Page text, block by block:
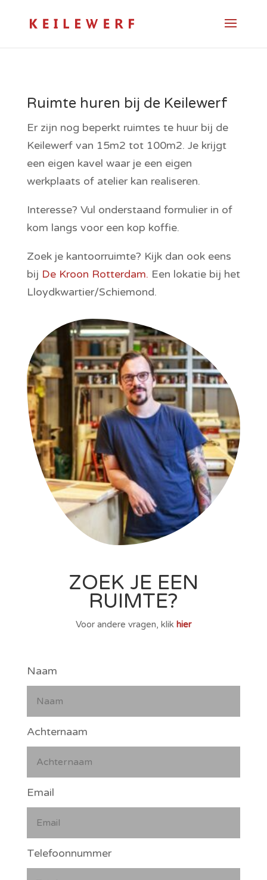
Ruimte huren bij de Keilewerf
Er zijn nog beperkt ruimtes te huur bij de
Keilewerf van 15m2 tot 100m2. Je krijgt
een eigen kavel waar je een eigen
werkplaats of atelier kan realiseren.
Interesse? Vul onderstaand formulier in of
kom langs voor een kop koffie.
Zoek je kantoorruimte? Kijk dan ook eens
bij De Kroon Rotterdam. Een lokatie bij het
Lloydkwartier/Schiemond.
ZOEK JE EEN
RUIMTE?
Voor andere vragen, klik hier
Naam
Achternaam
Email
Telefoonnummer